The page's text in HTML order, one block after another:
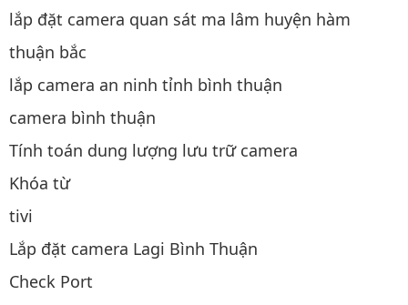
lắp đặt camera quan sát ma lâm huyện hàm
thuận bắc
lắp camera an ninh tỉnh bình thuận
camera bình thuận
Tính toán dung lượng lưu trữ camera
Khóa từ
tivi
Lắp đặt camera Lagi Bình Thuận
Check Port